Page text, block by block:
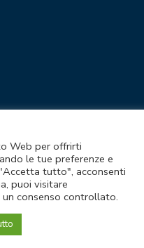
a direzione e
- 00184 Roma
- Rea RM-938517 -
Web per offrirti
le tue preferenze e
tutto", acconsenti
puoi visitare
consenso controllato.